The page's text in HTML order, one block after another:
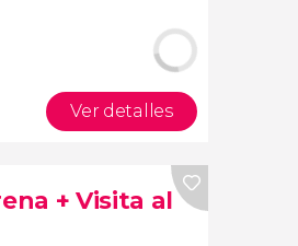
Ver detalles
+ Visita al